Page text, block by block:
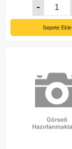
Sepete Ekle